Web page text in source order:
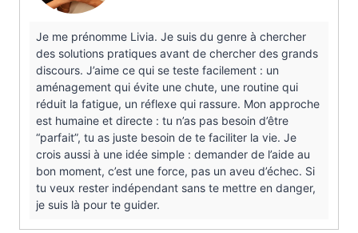
Je me prénomme Livia. Je suis du genre à chercher
des solutions pratiques avant de chercher des grands
discours. J’aime ce qui se teste facilement : un
aménagement qui évite une chute, une routine qui
réduit la fatigue, un réflexe qui rassure. Mon approche
est humaine et directe : tu n’as pas besoin d’être
“parfait”, tu as juste besoin de te faciliter la vie. Je
crois aussi à une idée simple : demander de l’aide au
bon moment, c’est une force, pas un aveu d’échec. Si
tu veux rester indépendant sans te mettre en danger,
je suis là pour te guider.